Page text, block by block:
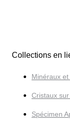
Collections en
Minéraux
Cristaux
Spécimen